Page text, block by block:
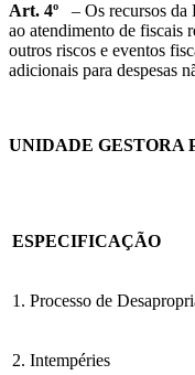
Art. 4º
– Os recursos da
ao atendimento de fiscais
outros riscos e eventos
adicionais para despesas
UNIDADE GESTORA
ESPECIFICAÇÃO
1. Processo de
2. Intempéries